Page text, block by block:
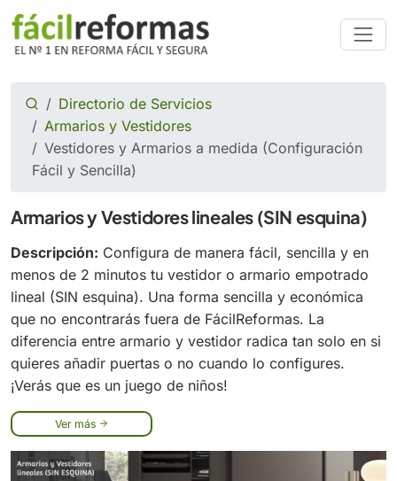
Directorio de Servicios
Armarios y Vestidores
Vestidores y Armarios a medida (Configuración
Fácil y Sencilla)
Armarios y Vestidores lineales (SIN esquina)
Descripción: Configura de manera fácil, sencilla y en
menos de 2 minutos tu vestidor o armario empotrado
lineal (SIN esquina). Una forma sencilla y económica
que no encontrarás fuera de FácilReformas. La
diferencia entre armario y vestidor radica tan solo en si
quieres añadir puertas o no cuando lo configures.
¡Verás que es un juego de niños!
Ver más